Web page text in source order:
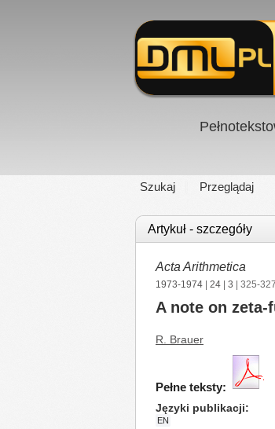
Szukaj Przeglądaj
Artykuł - szczegóły
Acta Arithmetica
1973-1974 24 3 | 325-327
A note on
R. Brauer
Pełne teksty:
Języki publikacji
EN